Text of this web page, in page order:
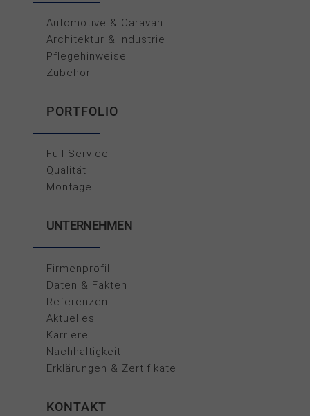
Automotive & Caravan
Architektur & Industrie
Pflegehinweise
Zubehör
PORTFOLIO
Full-Service
Qualität
Montage
UNTERNEHMEN
Firmenprofil
Daten & Fakten
Referenzen
Aktuelles
Karriere
Nachhaltigkeit
Erklärungen & Zertifikate
KONTAKT